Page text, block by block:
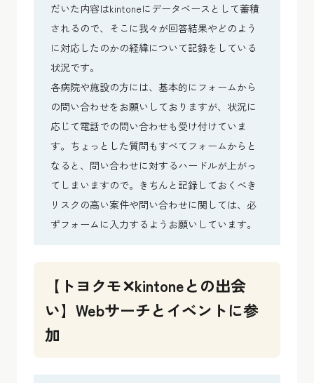
だいた内容はkintoneにデータベースとして蓄積
されるので、そこに我々が回答結果やどのよう
に対応したのかの経緯について記録をしている
状況です。
各病院や施設の方には、基本的にフォームから
の問い合わせをお願いしておりますが、状況に
応じて電話での問い合わせも受け付けていま
す。ちょっとした質問もすべてフォームからと
なると、問い合わせに対するハードルが上がっ
てしまいますので。きちんと記録しておくべき
リスクの高い案件や問い合わせに関しては、必
ずフォームに入力するようお願いしています。
【トヨクモ✕kintoneとの出会
い】Webサーチとイベントに参
加